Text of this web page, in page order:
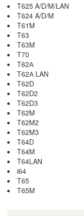
T625 A/D/M/LAN
T624 A/D/M
T61M
T63
T63M
T70
T62А
T62А LAN
T62D
T62D2
T62D3
T62M
T62M2
T62M3
T64D
T64M
T64LAN
i64
T65
T65M